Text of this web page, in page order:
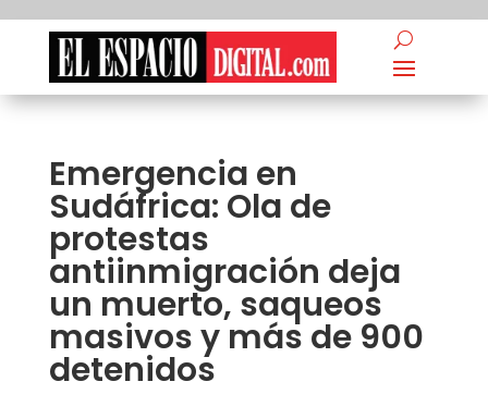
Emergencia en
Sudáfrica: Ola de
protestas
antiinmigración deja
un muerto, saqueos
masivos y más de 900
detenidos